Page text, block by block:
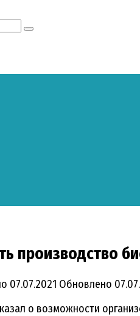
производство
07.07.2021 Обновлено
о возможности